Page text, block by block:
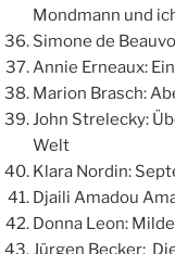
Mondmann und
Simone de
Annie Erneaux:
Marion Brasch:
John Strelecky:
Welt
Klara Nordin:
Djaili Amadou
Donna Leon:
Jürgen Becker: